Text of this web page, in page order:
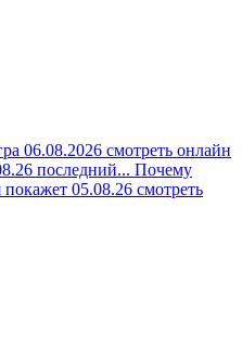
06.08.2026 смотреть онлайн
последний... Почему
05.08.26 смотреть